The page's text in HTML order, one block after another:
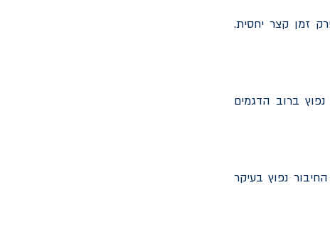
זמן קצר יחסית.
ברוב הדגמים
נפוץ בעיקר